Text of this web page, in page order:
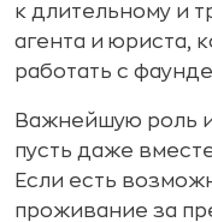
к длительному и
агента и юриста,
работать с
Важнейшую роль
пусть даже
Если есть
проживание за